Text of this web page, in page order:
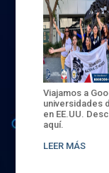
Viajamos a
universidades
en EE.UU.
aquí.
LEER MÁS